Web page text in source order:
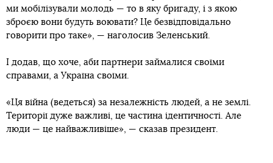
ми мобілізували молодь — то в яку бригаду, і з якою
зброєю вони будуть воювати? Це безвідповідально
говорити про таке», — наголосив Зеленський.
І додав, що хоче, аби партнери займалися своїми
справами, а Україна своїми.
«Ця війна (ведеться) за незалежність людей, а не землі.
Території дуже важливі, це частина ідентичності. Але
люди — це найважливіше», — сказав президент.